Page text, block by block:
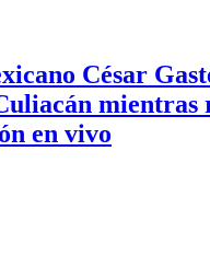
César
mientras
en vivo